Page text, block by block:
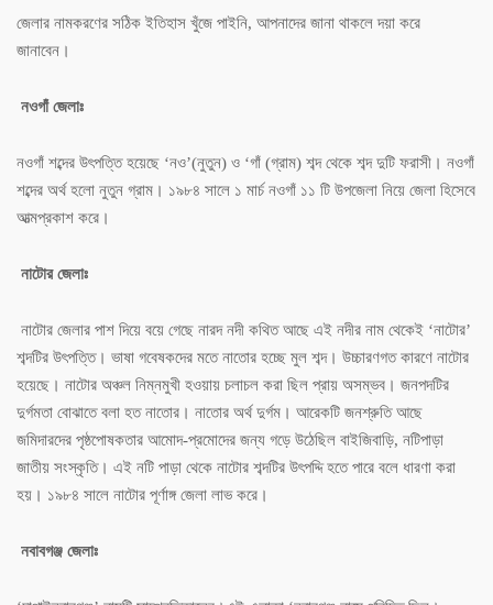
জেলার নামকরণের সঠিক ইতিহাস খুঁজে পাইনি, আপনাদের জানা থাকলে দয়া করে
জানাবেন।
নওগাঁ জেলাঃ
নওগাঁ শব্দের উৎপত্তি হয়েছে ‘নও’(নুতুন) ও ‘গাঁ (গ্রাম) শব্দ থেকে শব্দ দুটি ফরাসী। নওগাঁ
শব্দের অর্থ হলো নুতুন গ্রাম। ১৯৮৪ সালে ১ মার্চ নওগাঁ ১১ টি উপজেলা নিয়ে জেলা হিসেবে
আত্মপ্রকাশ করে।
নাটোর জেলাঃ
নাটোর জেলার পাশ দিয়ে বয়ে গেছে নারদ নদী কথিত আছে এই নদীর নাম থেকেই ‘নাটোর’
শব্দটির উৎপত্তি। ভাষা গবেষকদের মতে নাতোর হচ্ছে মুল শব্দ। উচ্চারণগত কারণে নাটোর
হয়েছে। নাটোর অঞ্চল নিম্নমুখী হওয়ায় চলাচল করা ছিল প্রায় অসম্ভব। জনপদটির
দুর্গমতা বোঝাতে বলা হত নাতোর। নাতোর অর্থ দুর্গম। আরেকটি জনশ্রুতি আছে
জমিদারদের পৃষ্ঠপোষকতার আমোদ-প্রমোদের জন্য গড়ে উঠেছিল বাইজিবাড়ি, নটিপাড়া
জাতীয় সংস্কৃতি। এই নটি পাড়া থেকে নাটোর শব্দটির উৎপদ্দি হতে পারে বলে ধারণা করা
হয়। ১৯৮৪ সালে নাটোর পূর্ণাঙ্গ জেলা লাভ করে।
নবাবগঞ্জ জেলাঃ